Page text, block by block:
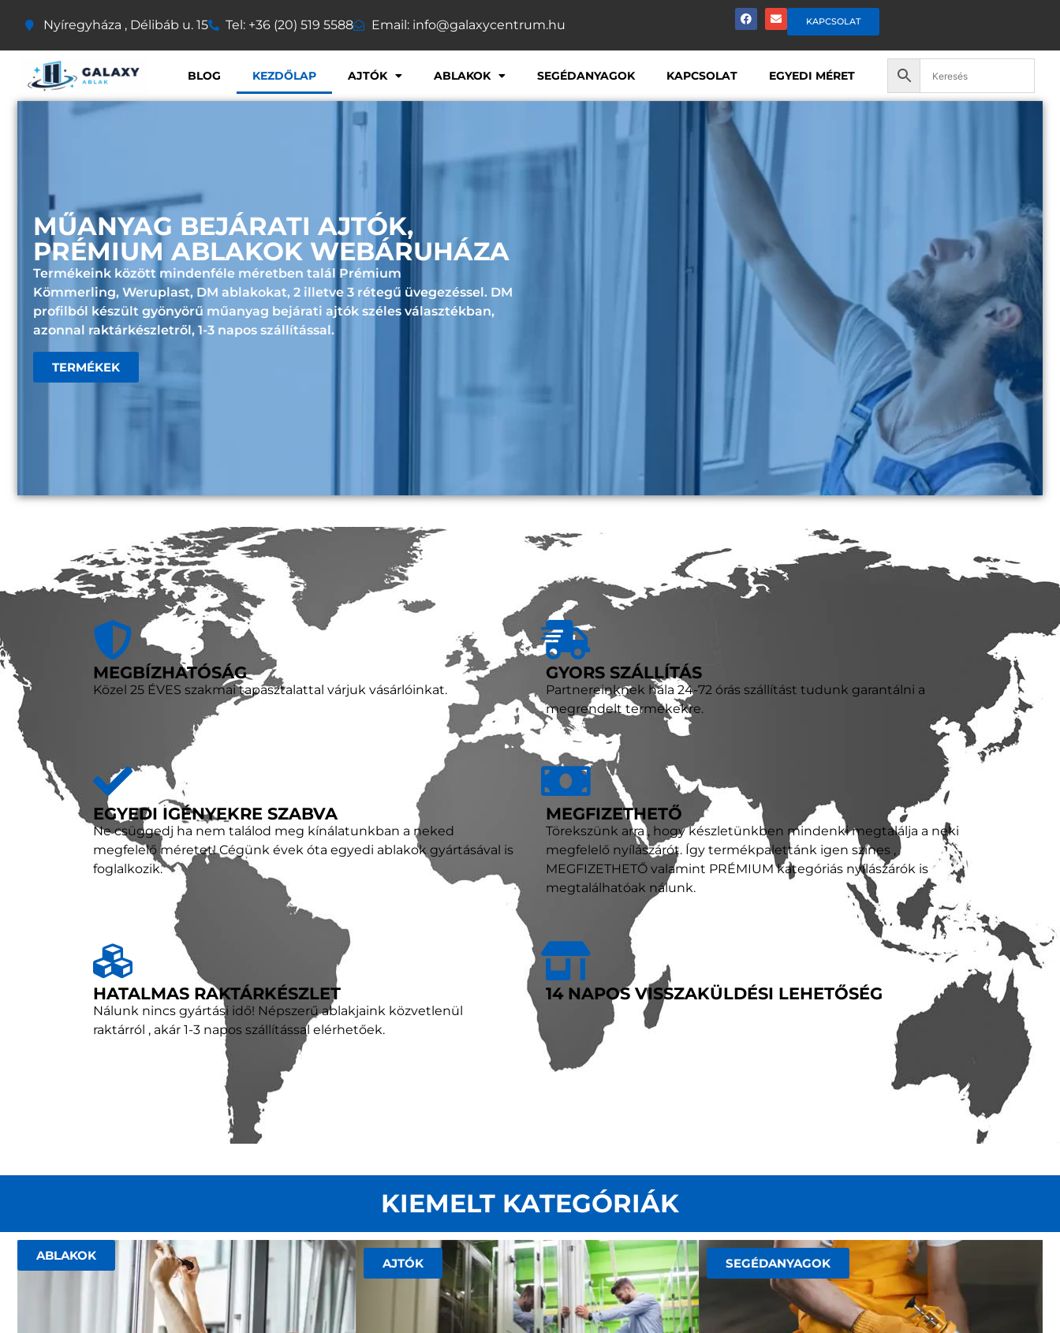
Nyíregyháza , Délibáb u. 15 Tel: +36 (20) 519 5588 Email: info@galaxycentrum.hu KAPCSOLAT
BLOG KEZDŐLAP AJTÓK ABLAKOK SEGÉDANYAGOK KAPCSOLAT EGYEDI MÉRET
MŰANYAG BEJÁRATI AJTÓK,
PRÉMIUM ABLAKOK WEBÁRUHÁZA
Termékeink között mindenféle méretben talál Prémium
Kömmerling, Weruplast, DM ablakokat, 2 illetve 3 rétegű üvegezéssel. DM
profilból készült gyönyörű műanyag bejárati ajtók széles választékban,
azonnal raktárkészletről , 1-3 napos szállítással.
TERMÉKEK
MEGBÍZHATÓSÁG
Közel 25 ÉVES szakmai tapasztalattal várjuk vásárlóinkat.
GYORS SZÁLLÍTÁS
Partnereinknek hála 24-72 órás szállítást tudunk garantálni a
megrendelt termékekre.
EGYEDI IGÉNYEKRE SZABVA
Ne csüggedj ha nem találod meg kínálatunkban a neked
megfelelő méretet! Cégünk évek óta egyedi ablakok gyártásával is
foglalkozik.
MEGFIZETHETŐ
Törekszünk arra , hogy készletünkben mindenki megtalálja a neki
megfelelő nyílászárót. Így termékpalettánk igen színes ,
MEGFIZETHETŐ valamint PRÉMIUM kategóriás nyílászárók is
megtalálhatóak nálunk.
HATALMAS RAKTÁRKÉSZLET
Nálunk nincs gyártási idő! Népszerű ablakjaink közvetlenül
raktárról , akár 1-3 napos szállítással elérhetőek.
14 NAPOS VISSZAKÜLDÉSI LEHETŐSÉG
KIEMELT KATEGÓRIÁK
ABLAKOK
AJTÓK SEGÉDANYAGOK